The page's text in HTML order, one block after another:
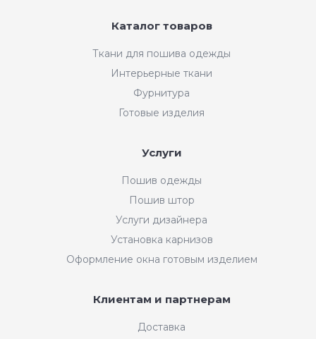
Каталог товаров
Ткани для пошива одежды
Интерьерные ткани
Фурнитура
Готовые изделия
Услуги
Пошив одежды
Пошив штор
Услуги дизайнера
Установка карнизов
Оформление окна готовым изделием
Клиентам и партнерам
Доставка